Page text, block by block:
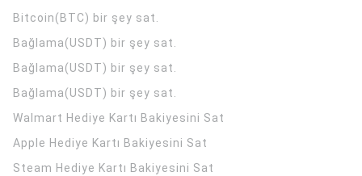
Bitcoin(BTC) bir şey sat.
Bağlama(USDT) bir şey sat.
Bağlama(USDT) bir şey sat.
Bağlama(USDT) bir şey sat.
Walmart Hediye Kartı Bakiyesini Sat
Apple Hediye Kartı Bakiyesini Sat
Steam Hediye Kartı Bakiyesini Sat